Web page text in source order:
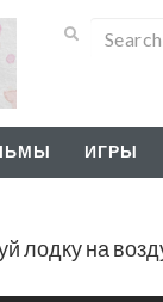
ИГРЫ
лодку на